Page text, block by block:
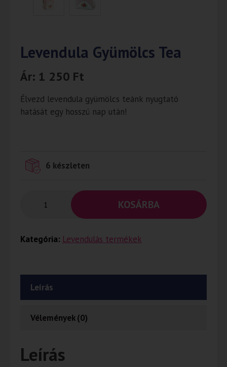
Levendula Gyümölcs Tea
Ár: 1 250 Ft
Élvezd levendula gyümölcs teánk nyugtató
hatását egy hosszú nap után!
6 készleten
KOSÁRBA
Kategória: Levendulás termékek
Leírás
Vélemények (0)
Leírás